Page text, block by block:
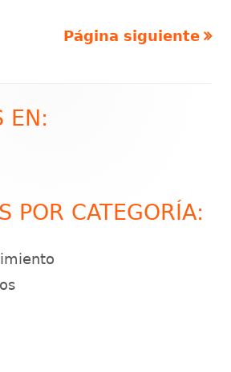
Página siguiente
EN:
POR CATEGORÍA: